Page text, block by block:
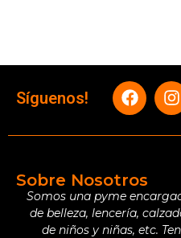
Síguenos!
Sobre Nosotros
Somos una pyme
de belleza, lencería,
de niños y niñas, etc.